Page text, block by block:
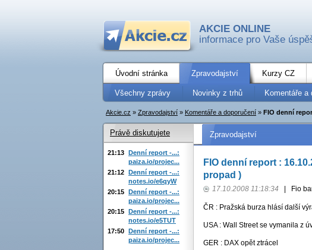
AKCIE ONLINE
informace pro Vaše
Úvodní stránka Zpravodajství Kurzy CZ
Všechny zprávy Novinky z trhů Komentáře a
Akcie.cz » Zpravodajství » Komentáře a doporučení » FIO denní
Zpravodajství
FIO denní report :
propad )
17.10.2008 11:18:34 Fio
ČR : Pražská burza hlásí další
USA : Wall Street se vymanila z
GER : DAX opět ztrácel
Právě diskutujete
21:13 Denní report -...:
paiza.io/projec...
21:12 Denní report -...:
notes.io/e6qyW
20:15 Denní report -...:
paiza.io/projec...
20:15 Denní report -...:
notes.io/e5TUT
17:50 Denní report -...:
paiza.io/projec...